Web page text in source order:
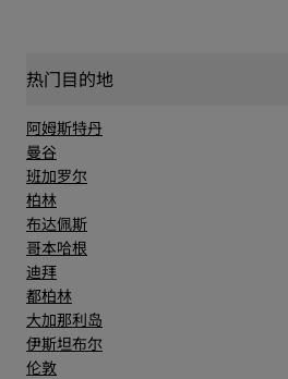
热门目的地
阿姆斯特丹
曼谷
班加罗尔
柏林
布达佩斯
哥本哈根
迪拜
都柏林
大加那利岛
伊斯坦布尔
伦敦